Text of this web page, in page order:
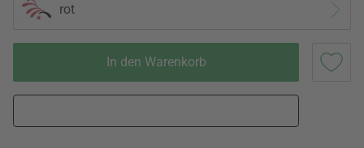
rot
In den Warenkorb